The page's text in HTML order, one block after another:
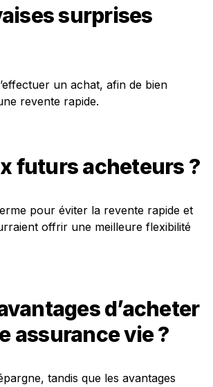
surprises
un achat, afin de bien
revente rapide.
futurs acheteurs ?
pour éviter la revente rapide et
offrir une meilleure flexibilité
d’acheter
assurance vie ?
tandis que les avantages